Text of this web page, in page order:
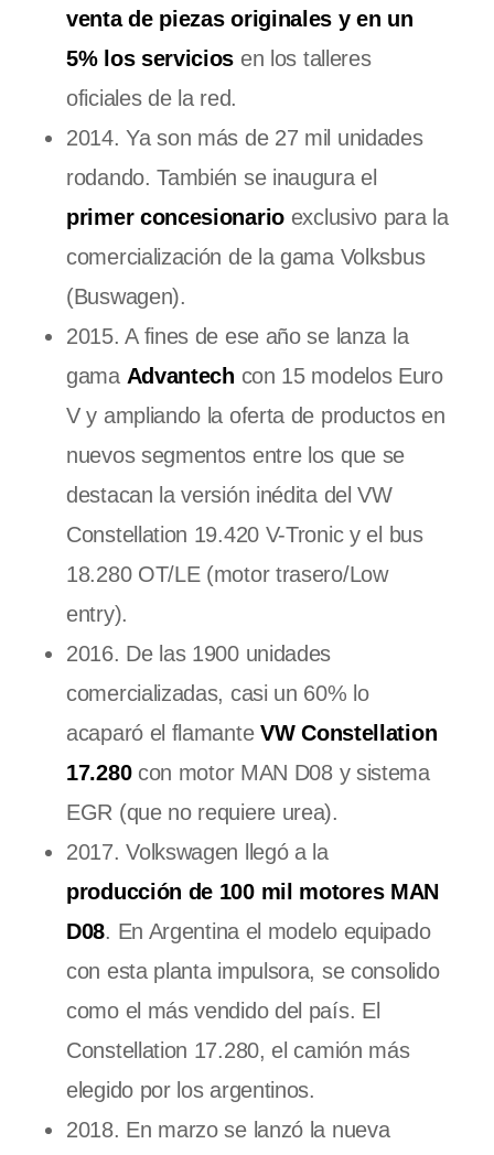
venta de piezas originales y en un
5% los servicios en los talleres
oficiales de la red.
2014. Ya son más de 27 mil unidades
rodando. También se inaugura el
primer concesionario exclusivo para la
comercialización de la gama Volksbus
(Buswagen).
2015. A fines de ese año se lanza la
gama Advantech con 15 modelos Euro
V y ampliando la oferta de productos en
nuevos segmentos entre los que se
destacan la versión inédita del VW
Constellation 19.420 V-Tronic y el bus
18.280 OT/LE (motor trasero/Low
entry).
2016. De las 1900 unidades
comercializadas, casi un 60% lo
acaparó el flamanteVW Constellation
17.280con motor MAN D08 y sistema
EGR (que no requiere urea).
2017. Volkswagen llegó a la
producción de 100 mil motores MAN
D08. En Argentina el modelo equipado
con esta planta impulsora, se consolido
como el más vendido del país. El
Constellation 17.280, el camión más
elegido por los argentinos.
2018. En marzo se lanzó la nueva